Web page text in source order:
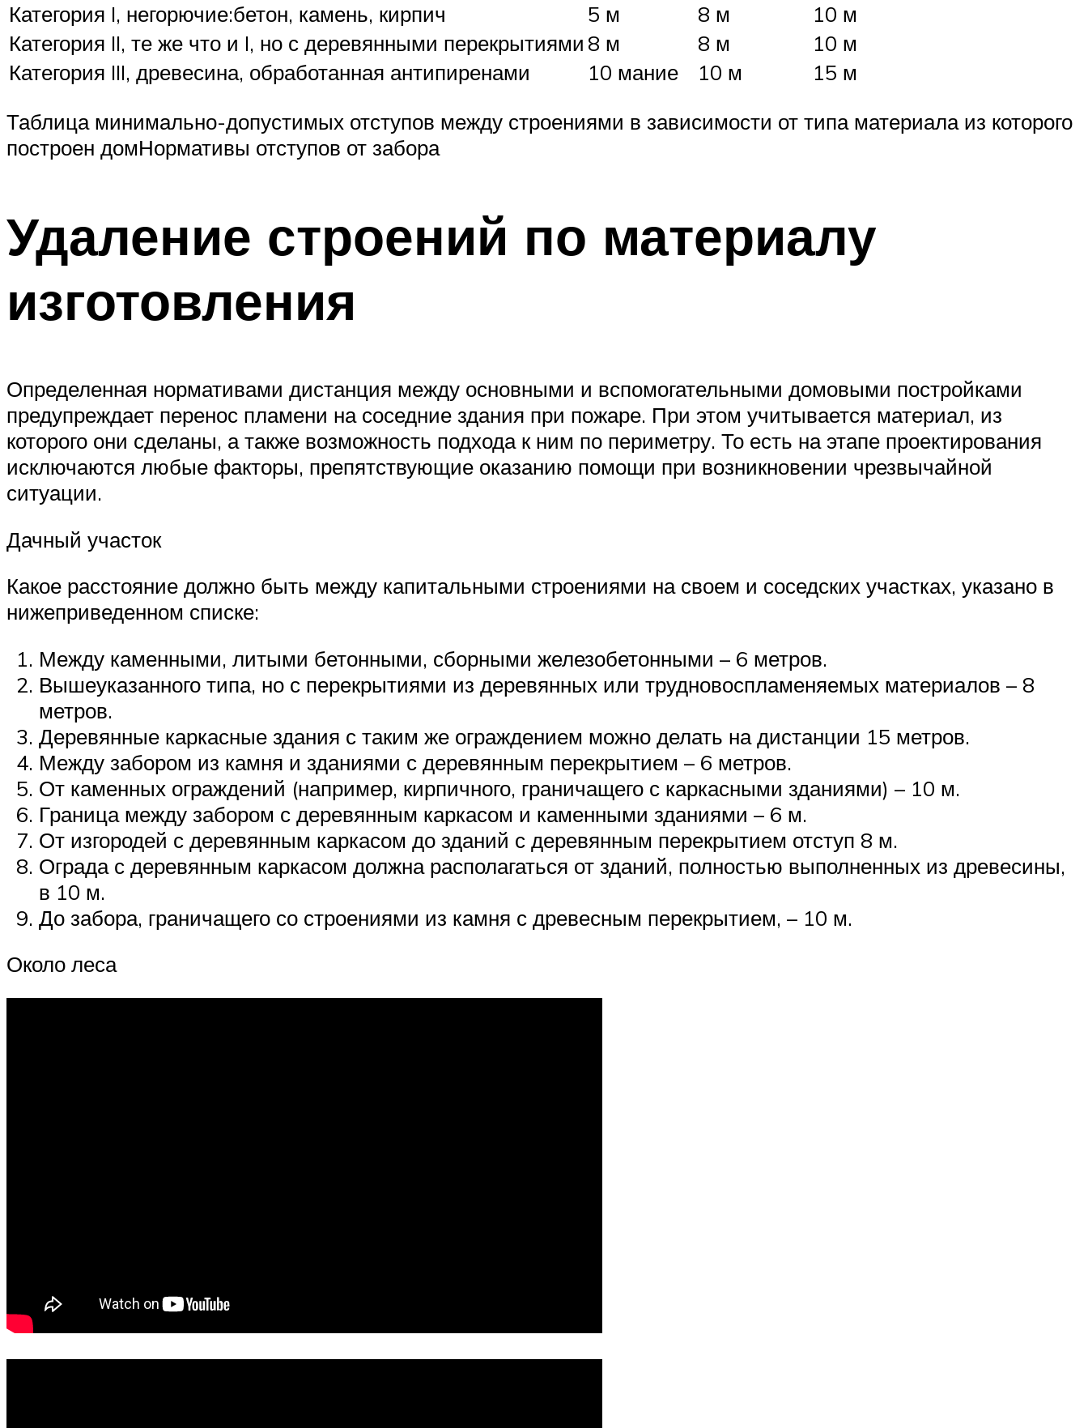
Категория I, негорючие:бетон, камень, кирпич
5 м 8 м
10 м
Категория II, те же что и I, но с деревянными перекрытиями 8 м 8 м
10 м
Категория III, древесина, обработанная антипиренами
10 мание 10 м
15 м
Таблица минимально-допустимых отступов между строениями в зависимости от типа материала из которого
построен домНормативы отступов от забора
Удаление строений по материалу
изготовления
Определенная нормативами дистанция между основными и вспомогательными домовыми постройками
предупреждает перенос пламени на соседние здания при пожаре. При этом учитывается материал, из
которого они сделаны, а также возможность подхода к ним по периметру. То есть на этапе проектирования
исключаются любые факторы, препятствующие оказанию помощи при возникновении чрезвычайной
ситуации.
Дачный участок
Какое расстояние должно быть между капитальными строениями на своем и соседских участках, указано в
нижеприведенном списке:
Между каменными, литыми бетонными, сборными железобетонными – 6 метров.
Вышеуказанного типа, но с перекрытиями из деревянных или трудновоспламеняемых материалов – 8
метров.
Деревянные каркасные здания с таким же ограждением можно делать на дистанции 15 метров.
Между забором из камня и зданиями с деревянным перекрытием – 6 метров.
От каменных ограждений (например, кирпичного, граничащего с каркасными зданиями) – 10 м.
Граница между забором с деревянным каркасом и каменными зданиями – 6 м.
От изгородей с деревянным каркасом до зданий с деревянным перекрытием отступ 8 м.
Ограда с деревянным каркасом должна располагаться от зданий, полностью выполненных из древесины,
в 10 м.
До забора, граничащего со строениями из камня с древесным перекрытием, – 10 м.
Около леса